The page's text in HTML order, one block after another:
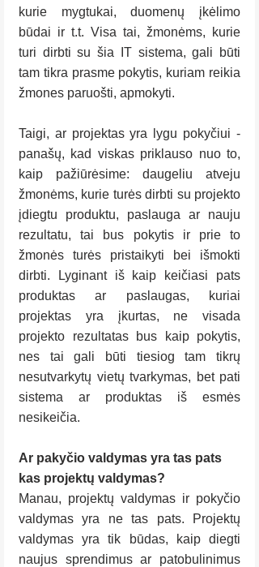
kurie mygtukai, duomenų įkėlimo
būdai ir t.t. Visa tai, žmonėms, kurie
turi dirbti su šia IT sistema, gali būti
tam tikra prasme pokytis, kuriam reikia
žmones paruošti, apmokyti.
Taigi, ar projektas yra lygu pokyčiui -
panašų, kad viskas priklauso nuo to,
kaip pažiūrėsime: daugeliu atveju
žmonėms, kurie turės dirbti su projekto
įdiegtu produktu, paslauga ar nauju
rezultatu, tai bus pokytis ir prie to
žmonės turės pristaikyti bei išmokti
dirbti. Lyginant iš kaip keičiasi pats
produktas ar paslaugas, kuriai
projektas yra įkurtas, ne visada
projekto rezultatas bus kaip pokytis,
nes tai gali būti tiesiog tam tikrų
nesutvarkytų vietų tvarkymas, bet pati
sistema ar produktas iš esmės
nesikeičia.
Ar pakyčio valdymas yra tas pats
kas projektų valdymas?
Manau, projektų valdymas ir pokyčio
valdymas yra ne tas pats. Projektų
valdymas yra tik būdas, kaip diegti
naujus sprendimus ar patobulinimus